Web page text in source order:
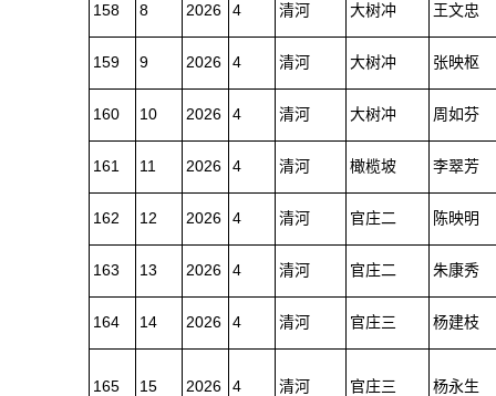
158 8 2026 4 清河 大树冲 王文忠
159 9 2026 4 清河 大树冲 张映枢
160 10 2026 4 清河 大树冲 周如芬
161 11 2026 4 清河 橄榄坡 李翠芳
162 12 2026 4 清河 官庄二 陈映明
163 13 2026 4 清河 官庄二 朱康秀
164 14 2026 4 清河 官庄三 杨建枝
165 15 2026 4 清河 官庄三 杨永生